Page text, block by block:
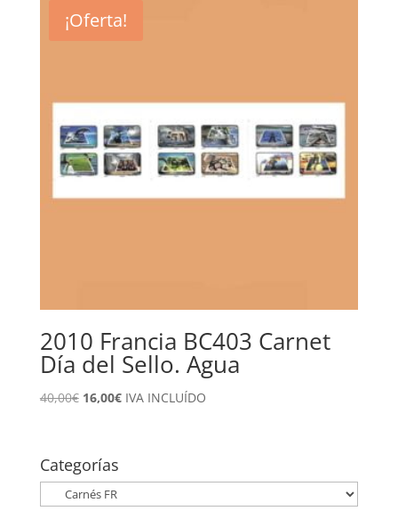
¡Oferta!
2010 Francia BC403 Carnet
Día del Sello. Agua
40,00€ El
era:
40,00€.
16,00€El
16,00€.
IVA INCLUÍDO
Categorías